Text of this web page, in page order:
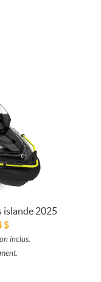
islande 2025
$
inclus.